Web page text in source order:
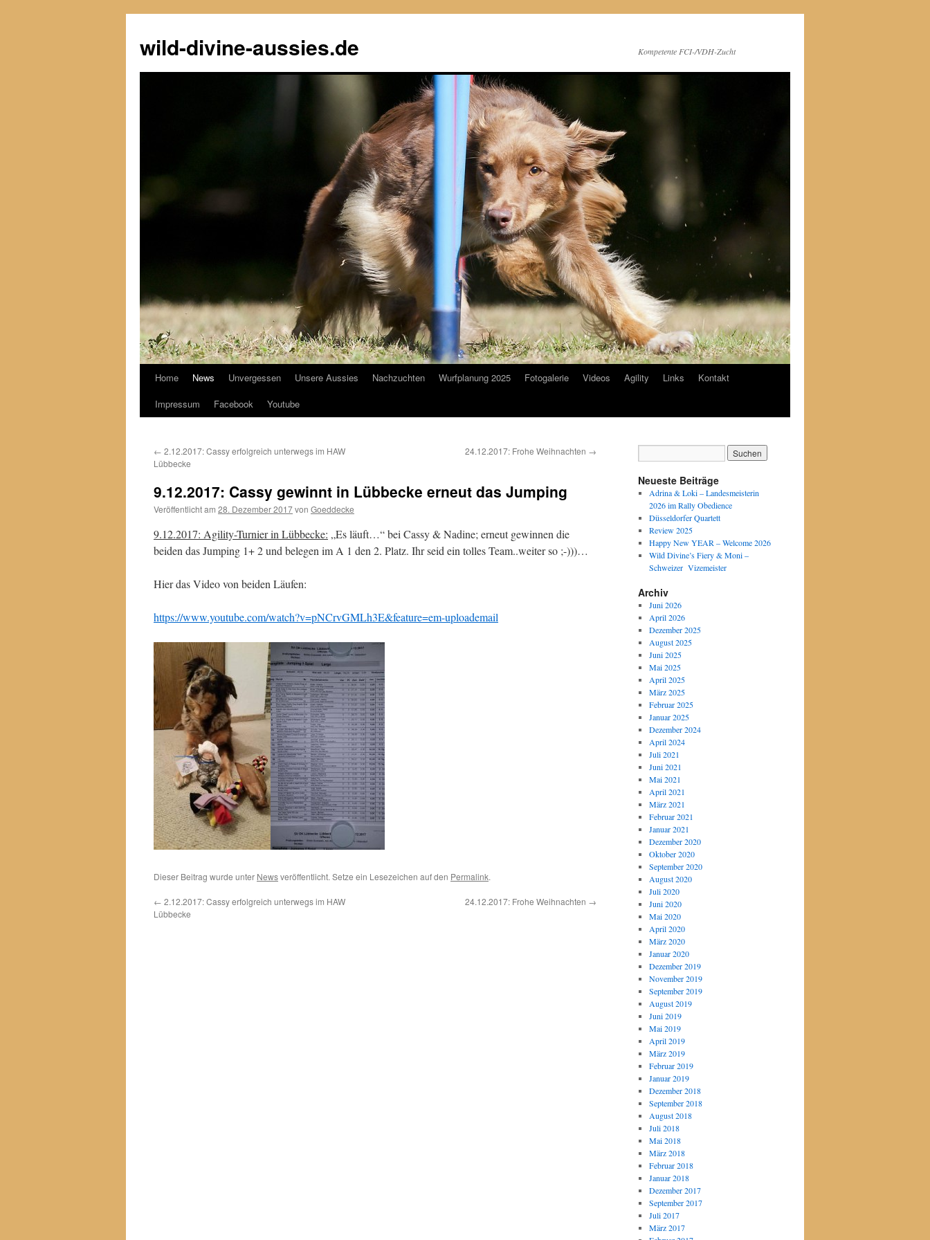
springen
wild-divine-aussies.de Kompetente FCI-/VDH-Zucht
Home News Unvergessen Unsere Aussies Nachzuchten Wurfplanung 2025 Fotogalerie Videos Agility Links
Kontakt
Impressum
Facebook Youtube
← 2.12.2017: Cassy erfolgreich unterwegs im HAW
Lübbecke
24.12.2017: Frohe Weihnachten →
9.12.2017: Cassy gewinnt in Lübbecke erneut das Jumping
Veröffentlicht am 28. Dezember 2017von Goeddecke
9.12.2017: Agility-Turnier in Lübbecke: „Es läuft…“ bei Cassy & Nadine; erneut gewinnen die
beiden das Jumping 1+ 2 und belegen im A 1 den 2. Platz. Ihr seid ein tolles Team..weiter so ;-)))…
Hier das Video von beiden Läufen:
https://www.youtube.com/watch?v=pNCrvGMLh3E&feature=em-uploademail
Dieser Beitrag wurde unter Newsveröffentlicht. Setze ein Lesezeichen auf den Permalink.
← 2.12.2017: Cassy erfolgreich unterwegs im HAW
Lübbecke
24.12.2017: Frohe Weihnachten →
Neueste Beiträge
Adrina & Loki – Landesmeisterin
2026 im Rally Obedience
Düsseldorfer Quartett
Review 2025
Happy New YEAR – Welcome 2026
Wild Divine’s Fiery & Moni –
Schweizer Vizemeister
Archiv
Juni 2026
April 2026
Dezember 2025
August 2025
Juni 2025
Mai 2025
April 2025
März 2025
Februar 2025
Januar 2025
Dezember 2024
April 2024
Juli 2021
Juni 2021
Mai 2021
April 2021
März 2021
Februar 2021
Januar 2021
Dezember 2020
Oktober 2020
September 2020
August 2020
Juli 2020
Juni 2020
Mai 2020
April 2020
März 2020
Januar 2020
Dezember 2019
November 2019
September 2019
August 2019
Juni 2019
Mai 2019
April 2019
März 2019
Februar 2019
Januar 2019
Dezember 2018
September 2018
August 2018
Juli 2018
Mai 2018
März 2018
Februar 2018
Januar 2018
Dezember 2017
September 2017
Juli 2017
März 2017